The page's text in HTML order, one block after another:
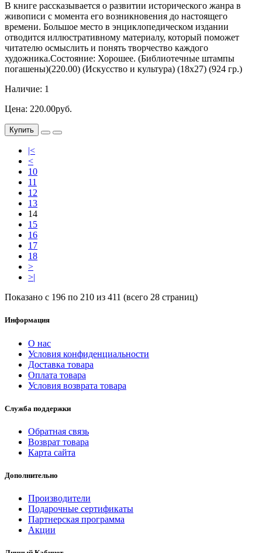
В книге рассказывается о развитии исторического жанра в
живописи с момента его возникновения до настоящего
времени. Большое место в энциклопедическом издании
отводится иллюстративному материалу, который поможет
читателю осмыслить и понять творчество каждого
художника.Состояние: Хорошее. (Библиотечные штампы
погашены)(220.00) (Искусство и культура) (18х27) (924 гр.)
Наличие: 1
Цена: 220.00руб.
Купить
|<
<
10
11
12
13
14
15
16
17
18
>
>|
Показано с 196 по 210 из 411 (всего 28 страниц)
Информация
О нас
Условия конфиденциальности
Доставка товара
Оплата товара
Условия возврата товара
Служба поддержки
Обратная связь
Возврат товара
Карта сайта
Дополнительно
Производители
Подарочные сертификаты
Партнерская программа
Акции